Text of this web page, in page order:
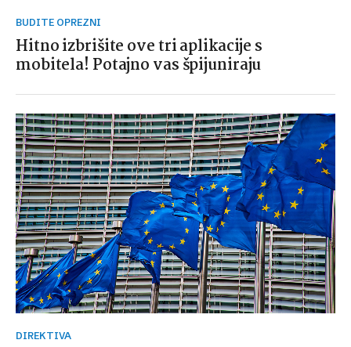
BUDITE OPREZNI
Hitno izbrišite ove tri aplikacije s
mobitela! Potajno vas špijuniraju
DIREKTIVA